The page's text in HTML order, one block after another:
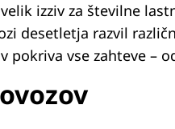
izziv za številne
desetletja razvil
vse zahteve –